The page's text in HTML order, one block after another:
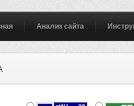
Анализ сайта